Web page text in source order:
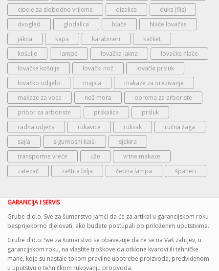
cipele za slobodno vrijeme
dizalica
duks (flis)
dvogled
glodalica hlače
hlače lovačke
jakna
kapa karabineri
kačket
košulje
lampe lovačka jakna
lovačke hlače
lovačke košulje
lovački nož
lovački prsluk
lovačko odijelo
majica
makaze za orezivanje
makaze za voce
nož mora
oprema za arboriste
pribor za arboriste
prskalica
prsluk
radna odjeća
rukavice ruksak
ručna žaga
sajla
sigurnosni kaiši
sjekira
transportne vreće
uže
vrtne makaze
zatezač
zaštita bilja čeona lampa španeri
GARANCIJA I SERVIS
Grube d.o.o. Sve za šumarstvo jamći da će za artikal u garancijskom roku
besprijekorno djelovati, ako budete postupali po priloženim uputstvima.
Grube d.o.o. Sve za šumarstvo se obavezuje da će se na Vaš zahtjev, u
garancijskom roku, na vlastite troškove da otklone kvarovi ili tehničke
mane, koje su nastale tokom pravilne upotrebe proizvoda, predviđenom
u uputstvu o tehničkom rukovanju proizvoda.